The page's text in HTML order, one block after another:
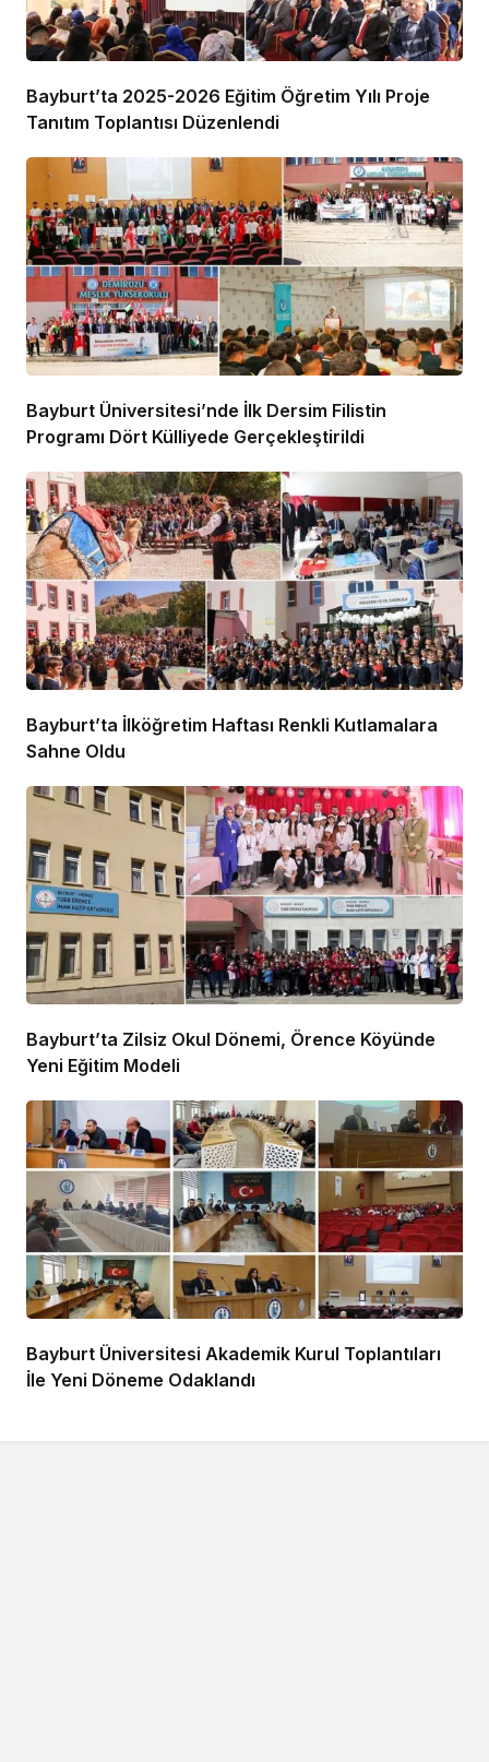
Bayburt’ta 2025-2026 Eğitim Öğretim Yılı Proje
Tanıtım Toplantısı Düzenlendi
Bayburt Üniversitesi’nde İlk Dersim Filistin
Programı Dört Külliyede Gerçekleştirildi
Bayburt’ta İlköğretim Haftası Renkli Kutlamalara
Sahne Oldu
Bayburt’ta Zilsiz Okul Dönemi, Örence Köyünde
Yeni Eğitim Modeli
Bayburt Üniversitesi Akademik Kurul Toplantıları
İle Yeni Döneme Odaklandı